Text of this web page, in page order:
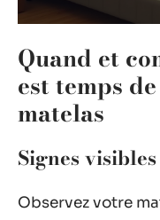
Quand et
est temps
matelas
Signes
Observez votre